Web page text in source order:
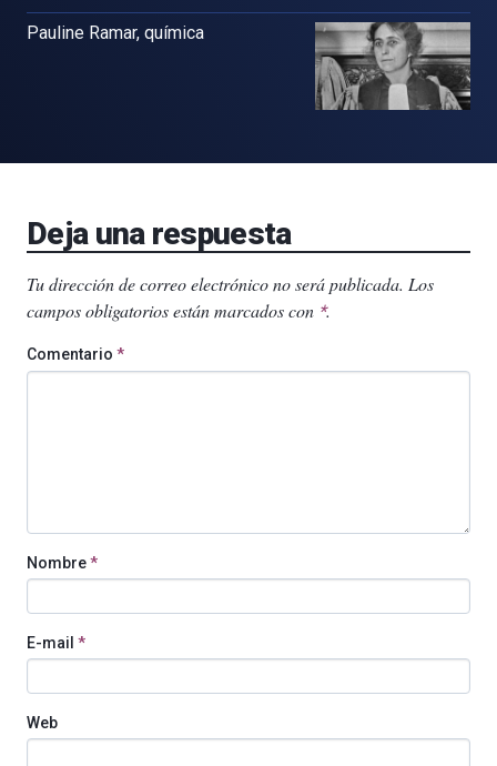
Pauline Ramar, química
Deja una respuesta
Tu dirección de correo electrónico no será publicada. Los
campos obligatorios están marcados con *.
Comentario *
Nombre*
E-mail *
Web